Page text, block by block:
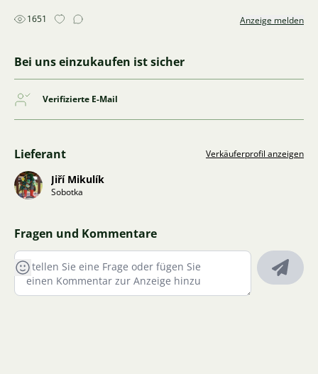
1651 Anzeige melden
Bei uns einzukaufen ist sicher
Verifizierte E-Mail
Lieferant Verkäuferprofil anzeigen
Jiří Mikulík
Sobotka
Fragen und Kommentare